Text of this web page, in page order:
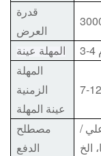
قدرة
العرض
المهلة عينة
المهلة
الزمنية
عينة المهلة
مصطلح
الدفع
/ تي تي، ويسترن يونيون، ضمان التجارة علي